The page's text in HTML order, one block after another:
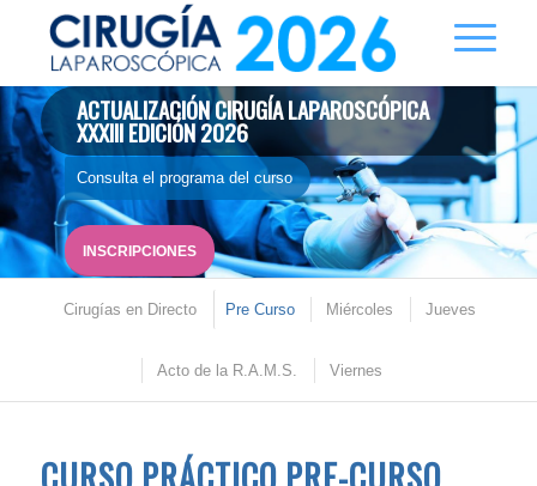
ACTUALIZACIÓN CIRUGÍA LAPAROSCÓPICA
XXXIII EDICIÓN 2026
Consulta el programa del curso
INSCRIPCIONES
Cirugías en Directo Pre Curso Miércoles Jueves
Acto de la R.A.M.S. Viernes